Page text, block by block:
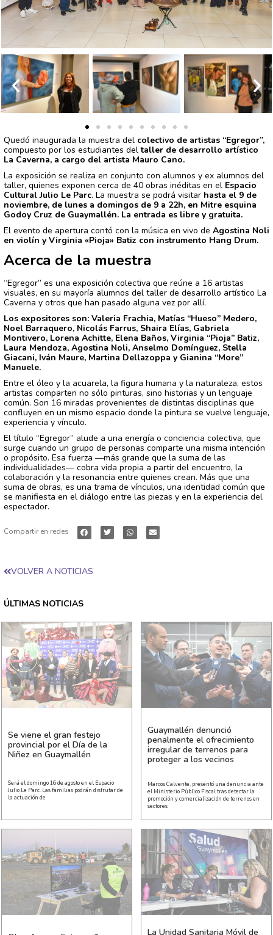
Quedó inaugurada la muestra del colectivo de artistas “Egregor”,
compuesto por los estudiantes deltaller de desarrollo artístico
La Caverna, a cargo del artista Mauro Cano.
La exposición se realiza en conjunto con alumnos y ex alumnos del
taller, quienes exponen cerca de 40 obras inéditas en el Espacio
Cultural Julio Le Parc. La muestra se podrá visitar hasta el 9 de
noviembre, de lunes a domingos de 9 a 22h, en Mitre esquina
Godoy Cruz de Guaymallén. La entrada es libre y gratuita.
El evento de apertura contó con la música en vivo de Agostina Noli
en violín y Virginia «Pioja» Batiz con instrumento Hang Drum.
Acerca de la muestra
“Egregor” es una exposición colectiva que reúne a 16 artistas
visuales, en su mayoría alumnos del taller de desarrollo artístico La
Caverna y otros que han pasado alguna vez por allí.
Los expositores son: Valeria Frachia, Matías “Hueso” Medero,
Noel Barraquero, Nicolás Farrus, Shaira Elías, Gabriela
Montivero, Lorena Achitte, Elena Baños, Virginia “Pioja” Batiz,
Laura Mendoza, Agostina Noli, Anselmo Domínguez, Stella
Giacani, Iván Maure, Martina Dellazoppa y Gianina “More”
Manuele.
Entre el óleo y la acuarela, la figura humana y la naturaleza, estos
artistas comparten no sólo pinturas, sino historias y un lenguaje
común. Son 16 miradas provenientes de distintas disciplinas que
confluyen en un mismo espacio donde la pintura se vuelve lenguaje,
experiencia y vínculo.
El título “Egregor” alude a una energía o conciencia colectiva, que
surge cuando un grupo de personas comparte una misma intención
o propósito. Esa fuerza —más grande que la suma de las
individualidades— cobra vida propia a partir del encuentro, la
colaboración y la resonancia entre quienes crean. Más que una
suma de obras, es una trama de vínculos, una identidad común que
se manifiesta en el diálogo entre las piezas y en la experiencia del
espectador.
Compartir en redes
VOLVER A NOTICIAS
ÚLTIMAS NOTICIAS
Se viene el gran festejo
provincial por el Día de la
Niñez en Guaymallén
Será el domingo 16 de agosto en el Espacio
Julio Le Parc. Las familias podrán disfrutar de
la actuación de
Guaymallén denunció
penalmente el ofrecimiento
irregular de terrenos para
proteger a los vecinos
Marcos Calvente, presentó una denuncia ante
el Ministerio Público Fiscal tras detectar la
promoción y comercialización de terrenos en
sectores
La Unidad Sanitaria Móvil de